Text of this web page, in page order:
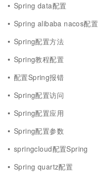
Spring data配置
Spring alibaba nacos配置
Spring配置方法
Spring教程配置
配置Spring报错
Spring配置访问
Spring配置应用
Spring配置参数
springcloud配置Spring
Spring quartz配置